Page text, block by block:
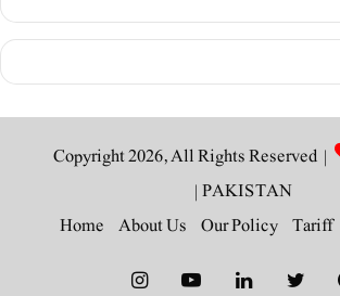
PAKISTAN
|
Tariff
Our Policy
About Us
Home
Facebook
Twitter
LinkedIn
YouTube
Instagram